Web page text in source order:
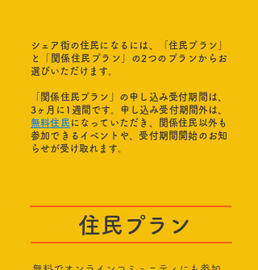
シェア街の住民になるには、「住民プラン」
と「関係住民プラン」の2つのプランからお
選びいただけます。
「関係住民プラン」の申し込み受付期間は、
3ヶ月に1週間です。 申し込み受付期間外は、
無料住民 になっていただき、関係住民以外も
参加できるイベントや、 受付期間開始のお知
らせが受け取れます。
住民プラン